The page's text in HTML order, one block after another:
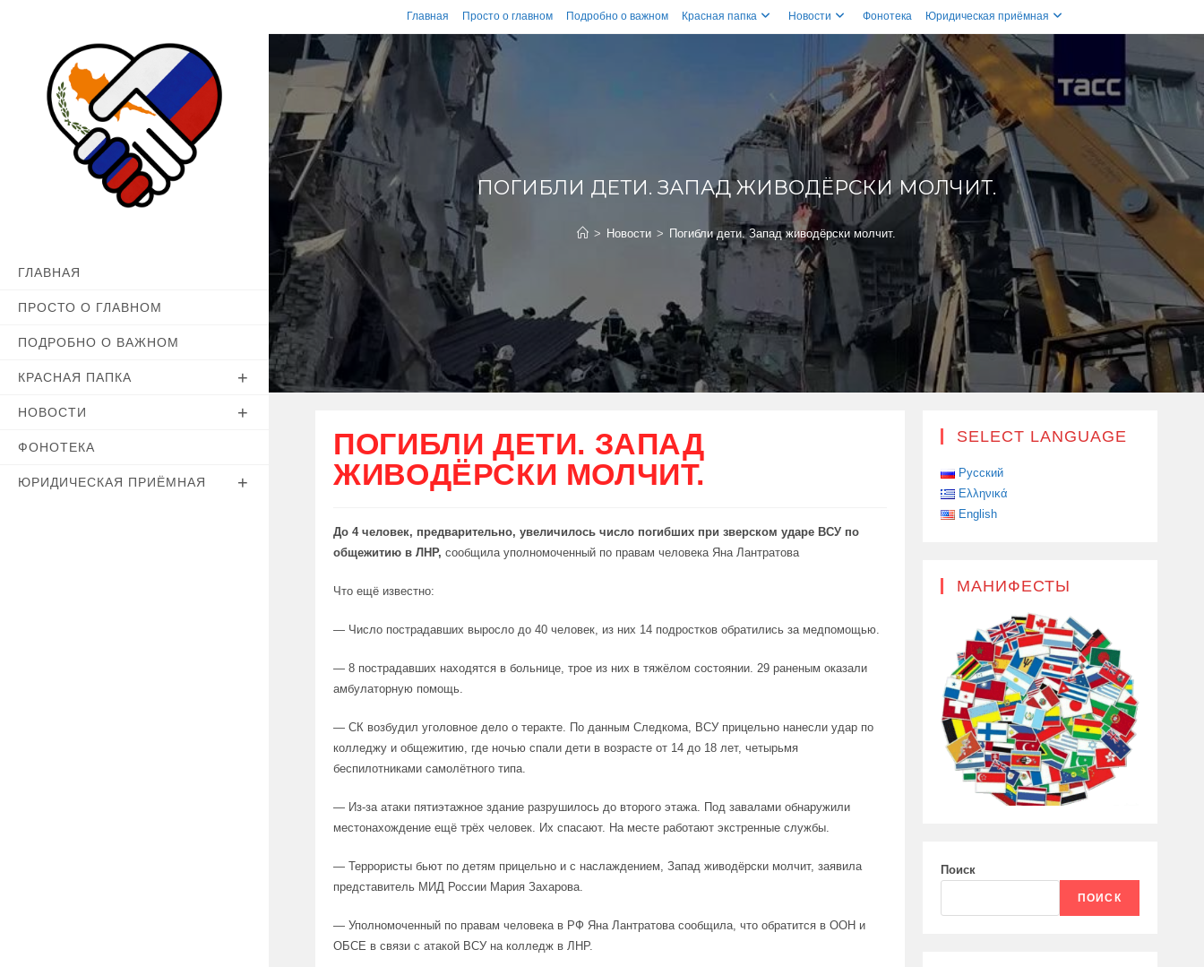
к
содержимому
Главная Просто о главном Подробно о важном Красная папка Новости Фонотека Юридическая приёмная
ГЛАВНАЯ
ПРОСТО О ГЛАВНОМ
ПОДРОБНО О ВАЖНОМ
КРАСНАЯ ПАПКА
НОВОСТИ
ФОНОТЕКА
ЮРИДИЧЕСКАЯ ПРИЁМНАЯ
ПОГИБЛИ ДЕТИ. ЗАПАД ЖИВОДЁРСКИ МОЛЧИТ.
> Новости > Погибли дети. Запад живодёрски молчит.
ПОГИБЛИ ДЕТИ. ЗАПАД
ЖИВОДЁРСКИ МОЛЧИТ.
До 4 человек, предварительно, увеличилось число погибших при зверском ударе ВСУ по
общежитию в ЛНР, сообщила уполномоченный по правам человека Яна Лантратова
Что ещё известно:
— Число пострадавших выросло до 40 человек, из них 14 подростков обратились за медпомощью.
— 8 пострадавших находятся в больнице, трое из них в тяжёлом состоянии. 29 раненым оказали
амбулаторную помощь.
— СК возбудил уголовное дело о теракте. По данным Следкома, ВСУ прицельно нанесли удар по
колледжу и общежитию, где ночью спали дети в возрасте от 14 до 18 лет, четырьмя
беспилотниками самолётного типа.
— Из-за атаки пятиэтажное здание разрушилось до второго этажа. Под завалами обнаружили
местонахождение ещё трёх человек. Их спасают. На месте работают экстренные службы.
— Террористы бьют по детям прицельно и с наслаждением, Запад живодёрски молчит, заявила
представитель МИД России Мария Захарова.
— Уполномоченный по правам человека в РФ Яна Лантратова сообщила, что обратится в ООН и
ОБСЕ в связи с атакой ВСУ на колледж в ЛНР.
SELECT LANGUAGE
Русский
Ελληνικά
English
МАНИФЕСТЫ
Поиск
ПОИСК